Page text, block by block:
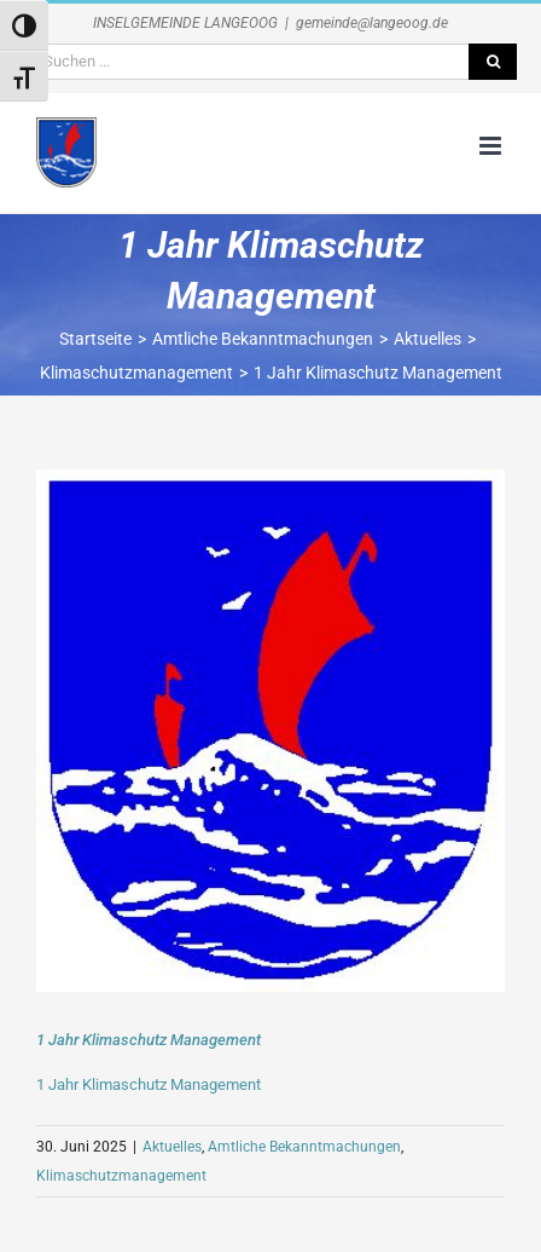
Zum
springen
INSELGEMEINDE LANGEOOG | gemeinde@langeoog.de
Suche
nach:
1 Jahr Klimaschutz
Management
Startseite Amtliche Bekanntmachungen
Aktuelles
Klimaschutzmanagement
1 Jahr Klimaschutz Management
Umschalten auf hohe Kontraste
Schrift vergrößern
Zeige
1 Jahr Klimaschutz Management
1 Jahr Klimaschutz Management
30. Juni 2025 | Aktuelles Amtliche Bekanntmachungen
Klimaschutzmanagement